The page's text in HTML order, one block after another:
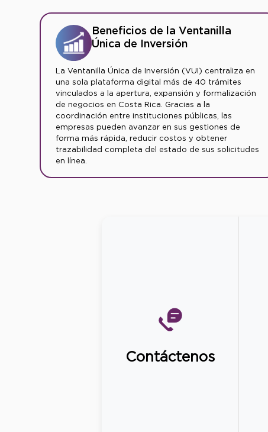
Beneficios de la Ventanilla
Única de Inversión
La Ventanilla Única de Inversión (VUI) centraliza en
una sola plataforma digital más de 40 trámites
vinculados a la apertura, expansión y formalización
de negocios en Costa Rica. Gracias a la
coordinación entre instituciones públicas, las
empresas pueden avanzar en sus gestiones de
forma más rápida, reducir costos y obtener
trazabilidad completa del estado de sus solicitudes
en línea.
Contáctenos